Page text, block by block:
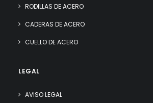
RODILLAS DE ACERO
CADERAS DE ACERO
CUELLO DE ACERO
LEGAL
AVISO LEGAL